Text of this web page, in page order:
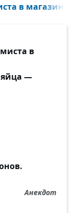
в магазин: —
в
яйца —
Анекдот